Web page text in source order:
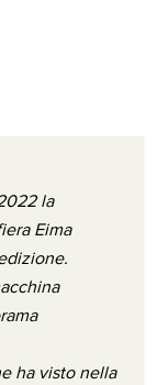
la
Eima
ha visto nella